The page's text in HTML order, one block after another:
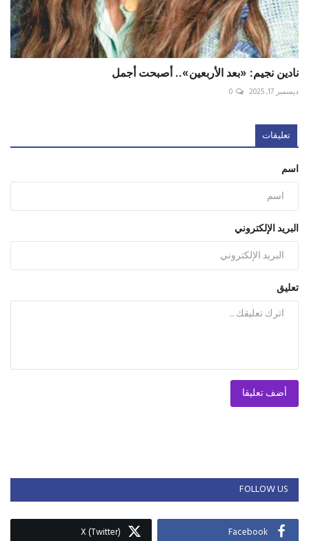
نادين نجيم: «بعد الأربعين».. أصبحت أجمل
ديسمبر 17, 2025 0
تعليقات
اسم
البريد الإلكتروني
تعليق
أضف تعليقا
FOLLOW US
Facebook
X (Twitter)